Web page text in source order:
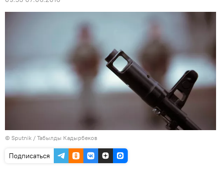
© Sputnik / Табылды Кадырбеков
Подписаться